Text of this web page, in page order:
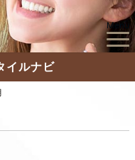
Menu
イルナビ